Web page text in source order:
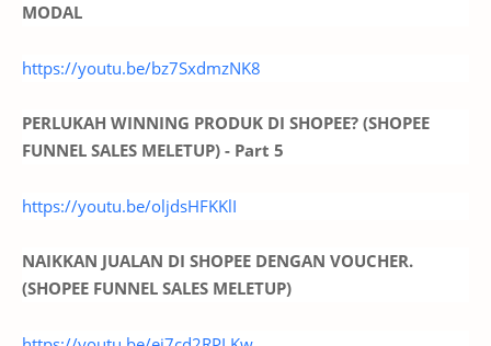
MODAL
https://youtu.be/bz7SxdmzNK8
PERLUKAH WINNING PRODUK DI SHOPEE? (SHOPEE
FUNNEL SALES MELETUP) - Part 5
https://youtu.be/oljdsHFKKlI
NAIKKAN JUALAN DI SHOPEE DENGAN VOUCHER.
(SHOPEE FUNNEL SALES MELETUP)